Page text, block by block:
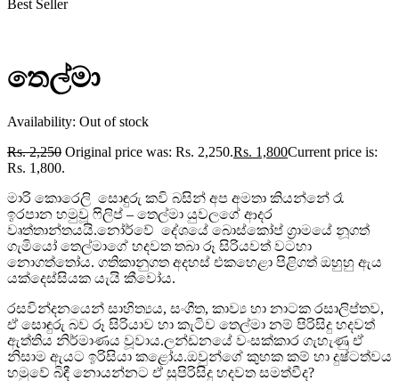
Best Seller
තෙල්මා
Availability: Out of stock
Rs.2,250 Original price was: Rs. 2,250.Rs. 1,800Current price is:
Rs. 1,800.
මාරි කොරෙලි සොඳුරු කවි බසින් අප අමතා කියන්නේ රෑ
ඉරපාන හමුවූ ෆිලිප් – තෙල්මා යුවලගේ ආදර
වෘත්තාන්තයයි.නෝර්වේ දේශයේ බොස්කෝප් ග්‍රාමයේ නූගත්
ගැමියෝ තෙල්මාගේ හදවත තබා රූ සිරියවත් වටහා
නොගත්තෝය. ගතිකානුගත අදහස් එකහෙළා පිළිගත් ඔහුහු ඇය
යක්දෙස්සියක යැයි කීවෝය.
රසවින්දනයෙන් සාහිත්‍යය, සංගීත, කාව්‍ය හා නාටක රසාලිප්තව,
ඒ සොඳුරු බව රූ සිරියාව හා කැටිව තෙල්මා නම් පිරිසිදු හදවත්
ඇත්තිය නිර්මාණය වූවාය.ලන්ඩනයේ වංසක්කාර ගැහැණු ඒ
නිසාම ඇයට ඉරිසියා කළෝය.ඔවුන්ගේ කුහක කම් හා දුෂ්ටත්වය
හමුවේ බිඳී නොයන්නට ඒ සුපිරිසිදු හදවත සමත්වීද?